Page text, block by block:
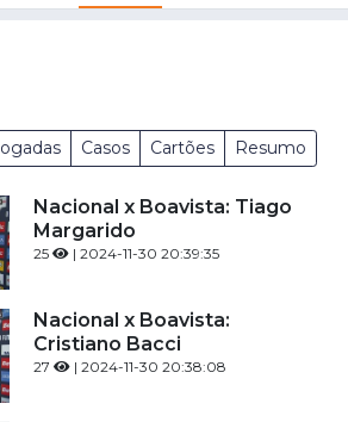
Casos Cartões Resumo
Nacional x Boavista: Tiago
Margarido
25 | 2024-11-30 20:39:35
Nacional x Boavista:
Cristiano Bacci
27 | 2024-11-30 20:38:08